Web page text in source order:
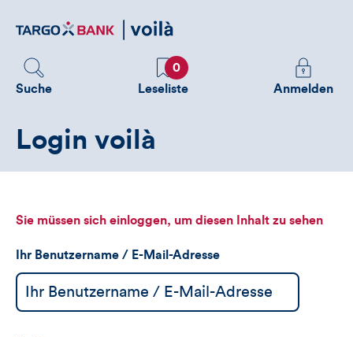
zum
Suche
Favoriten
0
Leseliste
Melden
Sie
sehen
Anmelden
Login voilà
Sie müssen sich einloggen, um diesen Inhalt zu sehen
Ihr Benutzername / E-Mail-Adresse